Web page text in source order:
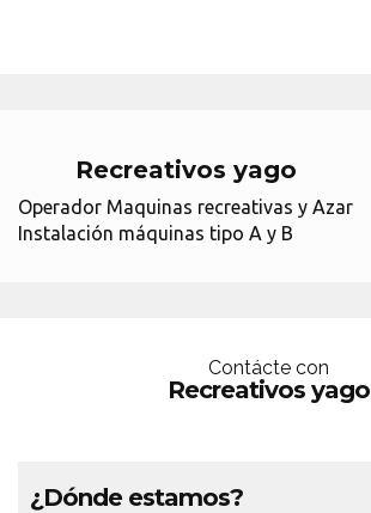
Recreativos yago
Operador Maquinas recreativas y Azar
Instalación máquinas tipo A y B
Contácte con
Recreativos yago
¿Dónde estamos?